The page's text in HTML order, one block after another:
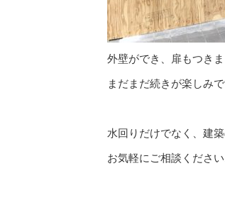
外壁ができ、扉もつきま
まだまだ続きが楽しみで
水回りだけでなく、建
お気軽にご相談ください